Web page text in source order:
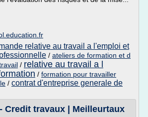
relative au travail a l'emploi et
/ ateliers de formation et d
/ relative au travail a l
/ formation pour travailler
/ contrat d'entreprise generale de
Credit travaux | Meilleurtaux